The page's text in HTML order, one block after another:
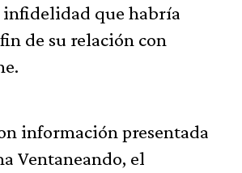
infidelidad que habría
de su relación con
información presentada
Ventaneando, el